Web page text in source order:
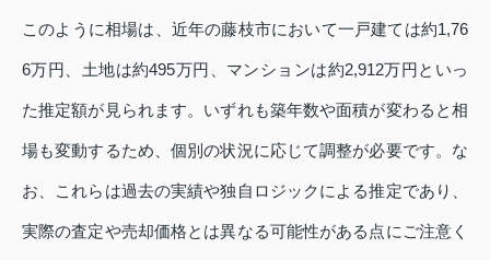
このように相場は、近年の藤枝市において一戸建ては約1,76
6万円、土地は約495万円、マンションは約2,912万円といっ
た推定額が見られます。いずれも築年数や面積が変わると相
場も変動するため、個別の状況に応じて調整が必要です。な
お、これらは過去の実績や独自ロジックによる推定であり、
実際の査定や売却価格とは異なる可能性がある点にご注意く